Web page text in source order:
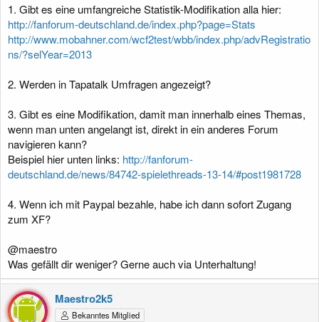
1. Gibt es eine umfangreiche Statistik-Modifikation alla hier:
http://fanforum-deutschland.de/index.php?page=Stats
http://www.mobahner.com/wcf2test/wbb/index.php/advRegistratio
ns/?selYear=2013
2. Werden in Tapatalk Umfragen angezeigt?
3. Gibt es eine Modifikation, damit man innerhalb eines Themas,
wenn man unten angelangt ist, direkt in ein anderes Forum
navigieren kann?
Beispiel hier unten links: http://fanforum-
deutschland.de/news/84742-spielethreads-13-14/#post1981728
4. Wenn ich mit Paypal bezahle, habe ich dann sofort Zugang
zum XF?
@maestro
Was gefällt dir weniger? Gerne auch via Unterhaltung!
Maestro2k5
Bekanntes Mitglied